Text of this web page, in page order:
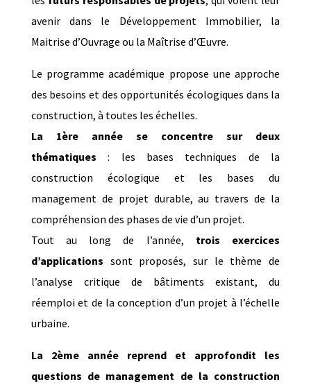
avenir dans le Développement Immobilier, la
Maitrise d’Ouvrage ou la Maîtrise d’Œuvre.
Le programme académique propose une approche
des besoins et des opportunités écologiques dans la
construction, à toutes les échelles.
La 1ère année se concentre sur deux
thématiques : les bases techniques de la
construction écologique et les bases du
management de projet durable, au travers de la
compréhension des phases de vie d’un projet.
Tout au long de l’année, trois exercices
d’applications sont proposés, sur le thème de
l’analyse critique de bâtiments existant, du
réemploi et de la conception d’un projet à l’échelle
urbaine.
La 2ème année reprend et approfondit les
questions de management de la construction